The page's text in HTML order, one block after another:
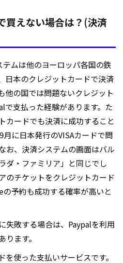
買えない場合は？(決済
ムは他のヨーロッパ各国の鉄
日本のクレジットカードで決済
他の国では問題ないクレジット
で支払った経験があります。た
カードでも決済に成功すること
に日本発行のVISAカードで問
お、決済システムの画面はバル
ダ・ファミリア」と同じでし
のチケットをクレジットカード
予約も成功する確率が高いと
失敗する場合は、Paypalを利用
ます。
を使った支払いサービスです。